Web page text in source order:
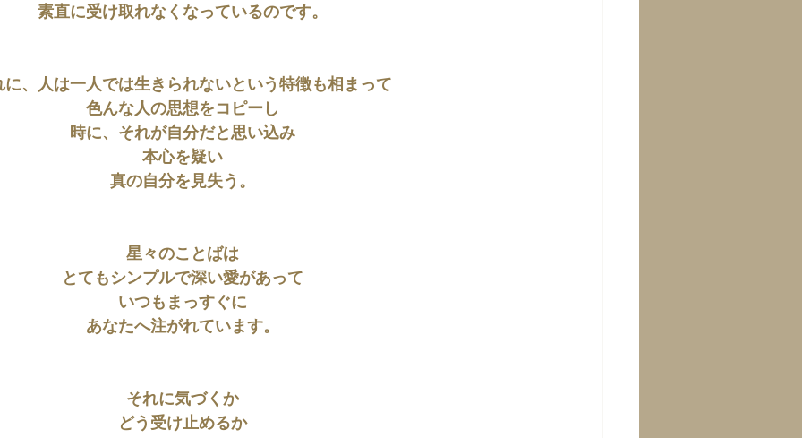
素直に受け取れなくなっているのです。
に、人は一人では生きられないという特徴も相まって
色んな人の思想をコピーし
時に、それが自分だと思い込み
本心を疑い
真の自分を見失う。
星々のことばは
とてもシンプルで深い愛があって
いつもまっすぐに
あなたへ注がれています。
それに気づくか
どう受け止めるか